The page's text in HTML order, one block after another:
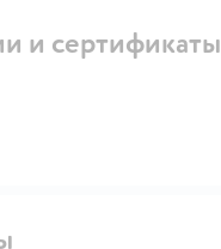
и сертификаты